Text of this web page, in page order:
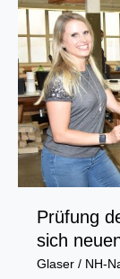
90-
jähriges
Bestehen
Prüfung
sich
Glaser/ NH-